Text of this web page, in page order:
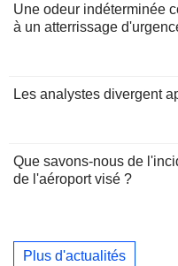
Une odeur indéterminée
à un atterrissage
Les analystes divergent
Que savons-nous de
de l'aéroport visé ?
Plus d'actualités